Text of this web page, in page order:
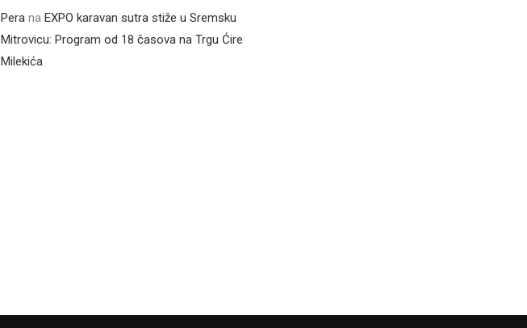
Pera naEXPO karavan sutra stiže u Sremsku
Mitrovicu: Program od 18 časova na Trgu Ćire
Milekića